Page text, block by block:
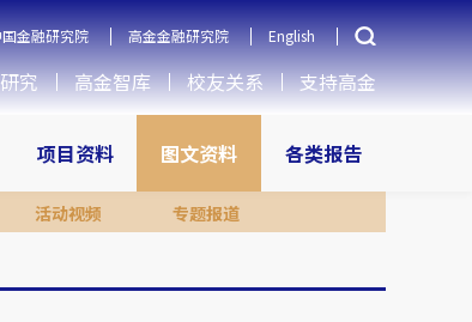
金融研究院 高金金融研究院 English
究 高金智库 校友关系 支持高金
项目资料 图文资料
活动视频 专题报道
各类报告